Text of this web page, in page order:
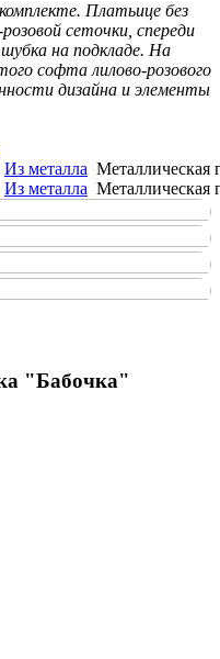
Платьице без
сеточки, спереди
на подкладе. На
софта лилово-розового
дизайна и элементы
Из металла Металлическая
Из металла Металлическая
"Бабочка"